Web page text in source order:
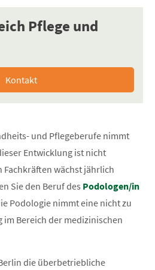
Pflege und
Kontakt
und Pflegeberufe nimmt
Entwicklung ist nicht
Fachkräften wächst jährlich
Sie den Beruf des Podologen/in
Podologie nimmt eine nicht zu
Bereich der medizinischen
die überbetriebliche